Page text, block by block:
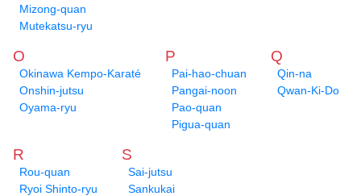
Mizong-quan
Mutekatsu-ryu
O
Okinawa Kempo-Karaté
Onshin-jutsu
Oyama-ryu
P
Pai-hao-chuan
Pangai-noon
Pao-quan
Pigua-quan
Q
Qin-na
Qwan-Ki-Do
R
Rou-quan
Ryoi Shinto-ryu
S
Sai-jutsu
Sankukai